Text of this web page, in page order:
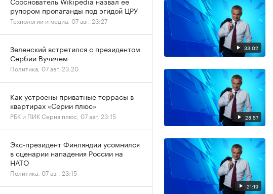
33:02
28:57
21:19
рупором пропаганды под эгидой ЦРУ
Технологии и медиа, 07 авг, 23:27
Зеленский встретился с президентом
Сербии Вучичем
Политика, 07 авг, 23:20
Как устроены приватные террасы в
квартирах «Серии плюс»
РБК и ПИК Серия плюс, 07 авг, 23:15
Экс-президент Финляндии усомнился
в сценарии нападения России на
НАТО
Политика, 07 авг, 23:15